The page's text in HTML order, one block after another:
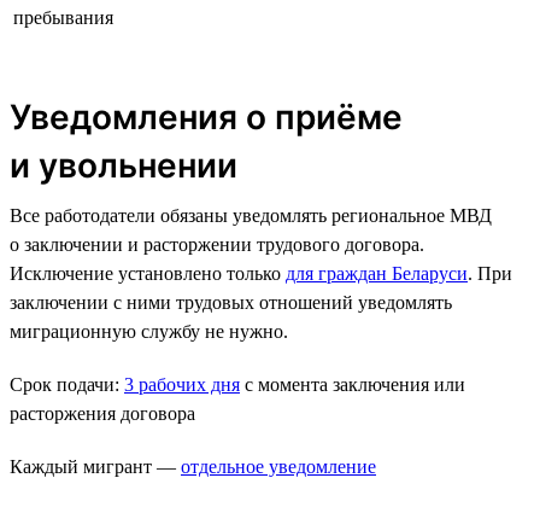
пребывания
Уведомления о приёме
и увольнении
Все работодатели обязаны уведомлять региональное МВД
о заключении и расторжении трудового договора.
Исключение установлено только для граждан Беларуси. При
заключении с ними трудовых отношений уведомлять
миграционную службу не нужно.
Срок подачи: 3 рабочих дня с момента заключения или
расторжения договора
Каждый мигрант — отдельное уведомление